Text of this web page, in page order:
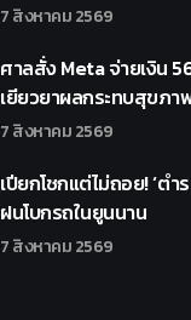
7 สิงหาคม 2569
ศาลสั่ง Meta จ่ายเงิน
เยียวยาผลกระทบสุขภา
7 สิงหาคม 2569
เปียกโชกแต่ไม่ถอย! ‘ตำ
ฝนโบกรถในยูนนาน
7 สิงหาคม 2569